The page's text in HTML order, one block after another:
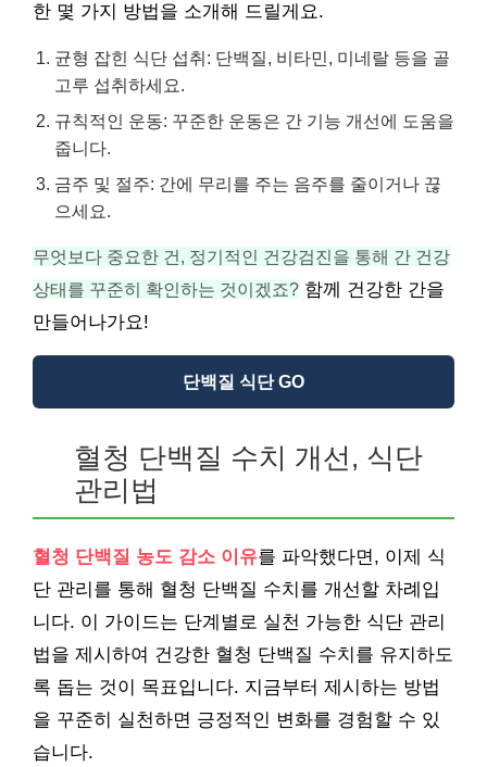
한 몇 가지 방법을 소개해 드릴게요.
균형 잡힌 식단 섭취: 단백질, 비타민, 미네랄 등을 골
고루 섭취하세요.
규칙적인 운동: 꾸준한 운동은 간 기능 개선에 도움을
줍니다.
금주 및 절주: 간에 무리를 주는 음주를 줄이거나 끊
으세요.
무엇보다 중요한 건, 정기적인 건강검진을 통해 간 건강
상태를 꾸준히 확인하는 것이겠죠? 함께 건강한 간을
만들어나가요!
단백질 식단 GO
혈청 단백질 수치 개선, 식단
관리법
혈청 단백질 농도 감소 이유를 파악했다면, 이제 식
단 관리를 통해 혈청 단백질 수치를 개선할 차례입
니다. 이 가이드는 단계별로 실천 가능한 식단 관리
법을 제시하여 건강한 혈청 단백질 수치를 유지하도
록 돕는 것이 목표입니다. 지금부터 제시하는 방법
을 꾸준히 실천하면 긍정적인 변화를 경험할 수 있
습니다.